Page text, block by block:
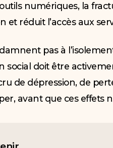
numériques, la
et réduit l’accès aux
pas à
social doit être
de dépression, de
avant que ces effets